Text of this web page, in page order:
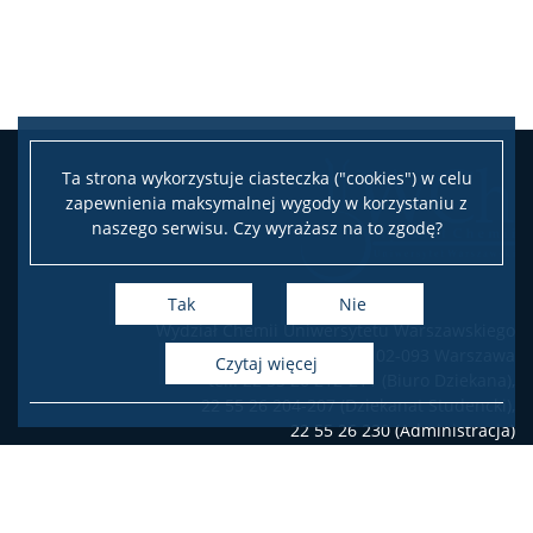
Ta strona wykorzystuje ciasteczka ("cookies") w celu
zapewnienia maksymalnej wygody w korzystaniu z
naszego serwisu. Czy wyrażasz na to zgodę?
Tak Nie
czytaj więcej
Wydział Chemii Uniwersytetu Warszawskiego
ul. Pasteura 1, 02-093 Warszawa
tel.: 22 55 26 212-211 (Biuro Dziekana),
22 55 26 204-207 (Dziekanat Studencki),
22 55 26 230 (Administracja)